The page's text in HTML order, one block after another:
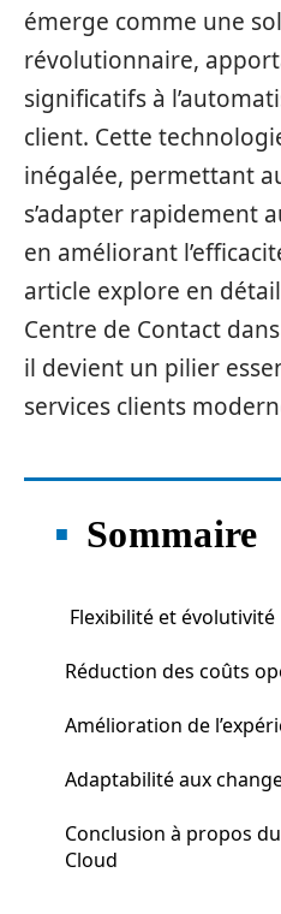
émerge comme une
révolutionnaire,
significatifs à
client. Cette
inégalée, permettant
s’adapter rapidement
en améliorant
article explore en
Centre de Contact
il devient un pilier
services clients
Sommaire
Flexibilité et évolutivité
Réduction des coûts
Amélioration de
Adaptabilité aux
Conclusion à propos
Cloud